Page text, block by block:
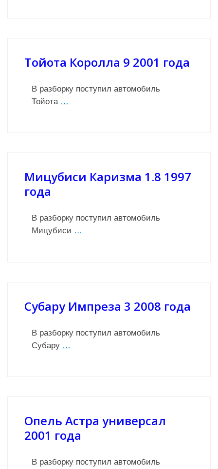
Тойота Королла 9 2001 года
В разборку поступил автомобиль
Тойота …
Мицубиси Каризма 1.8 1997
года
В разборку поступил автомобиль
Мицубиси …
Субару Импреза 3 2008 года
В разборку поступил автомобиль
Субару …
Опель Астра универсал
2001 года
В разборку поступил автомобиль